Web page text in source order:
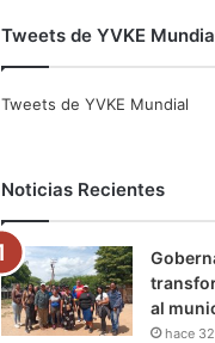
c
o
k
i
r
u
e
Tweets de YVKE
Tweets de YVKE Mundial
Noticias Recientes
al
hace